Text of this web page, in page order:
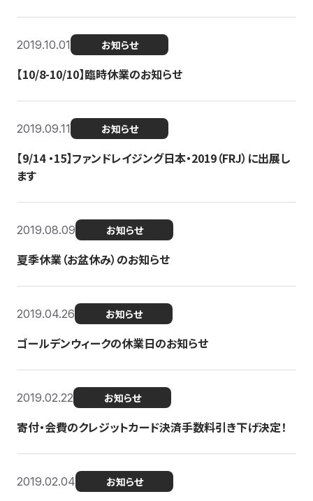
2019.10.01 お知らせ
【10/8-10/10】臨時休業のお知らせ
2019.09.11 お知らせ
【9/14 ・15】ファンドレイジング日本・2019（FRJ）に出展し
ます
2019.08.09 お知らせ
夏季休業（お盆休み）のお知らせ
2019.04.26 お知らせ
ゴールデンウィークの休業日のお知らせ
2019.02.22 お知らせ
寄付・会費のクレジットカード決済手数料引き下げ決定！
2019.02.04 お知らせ